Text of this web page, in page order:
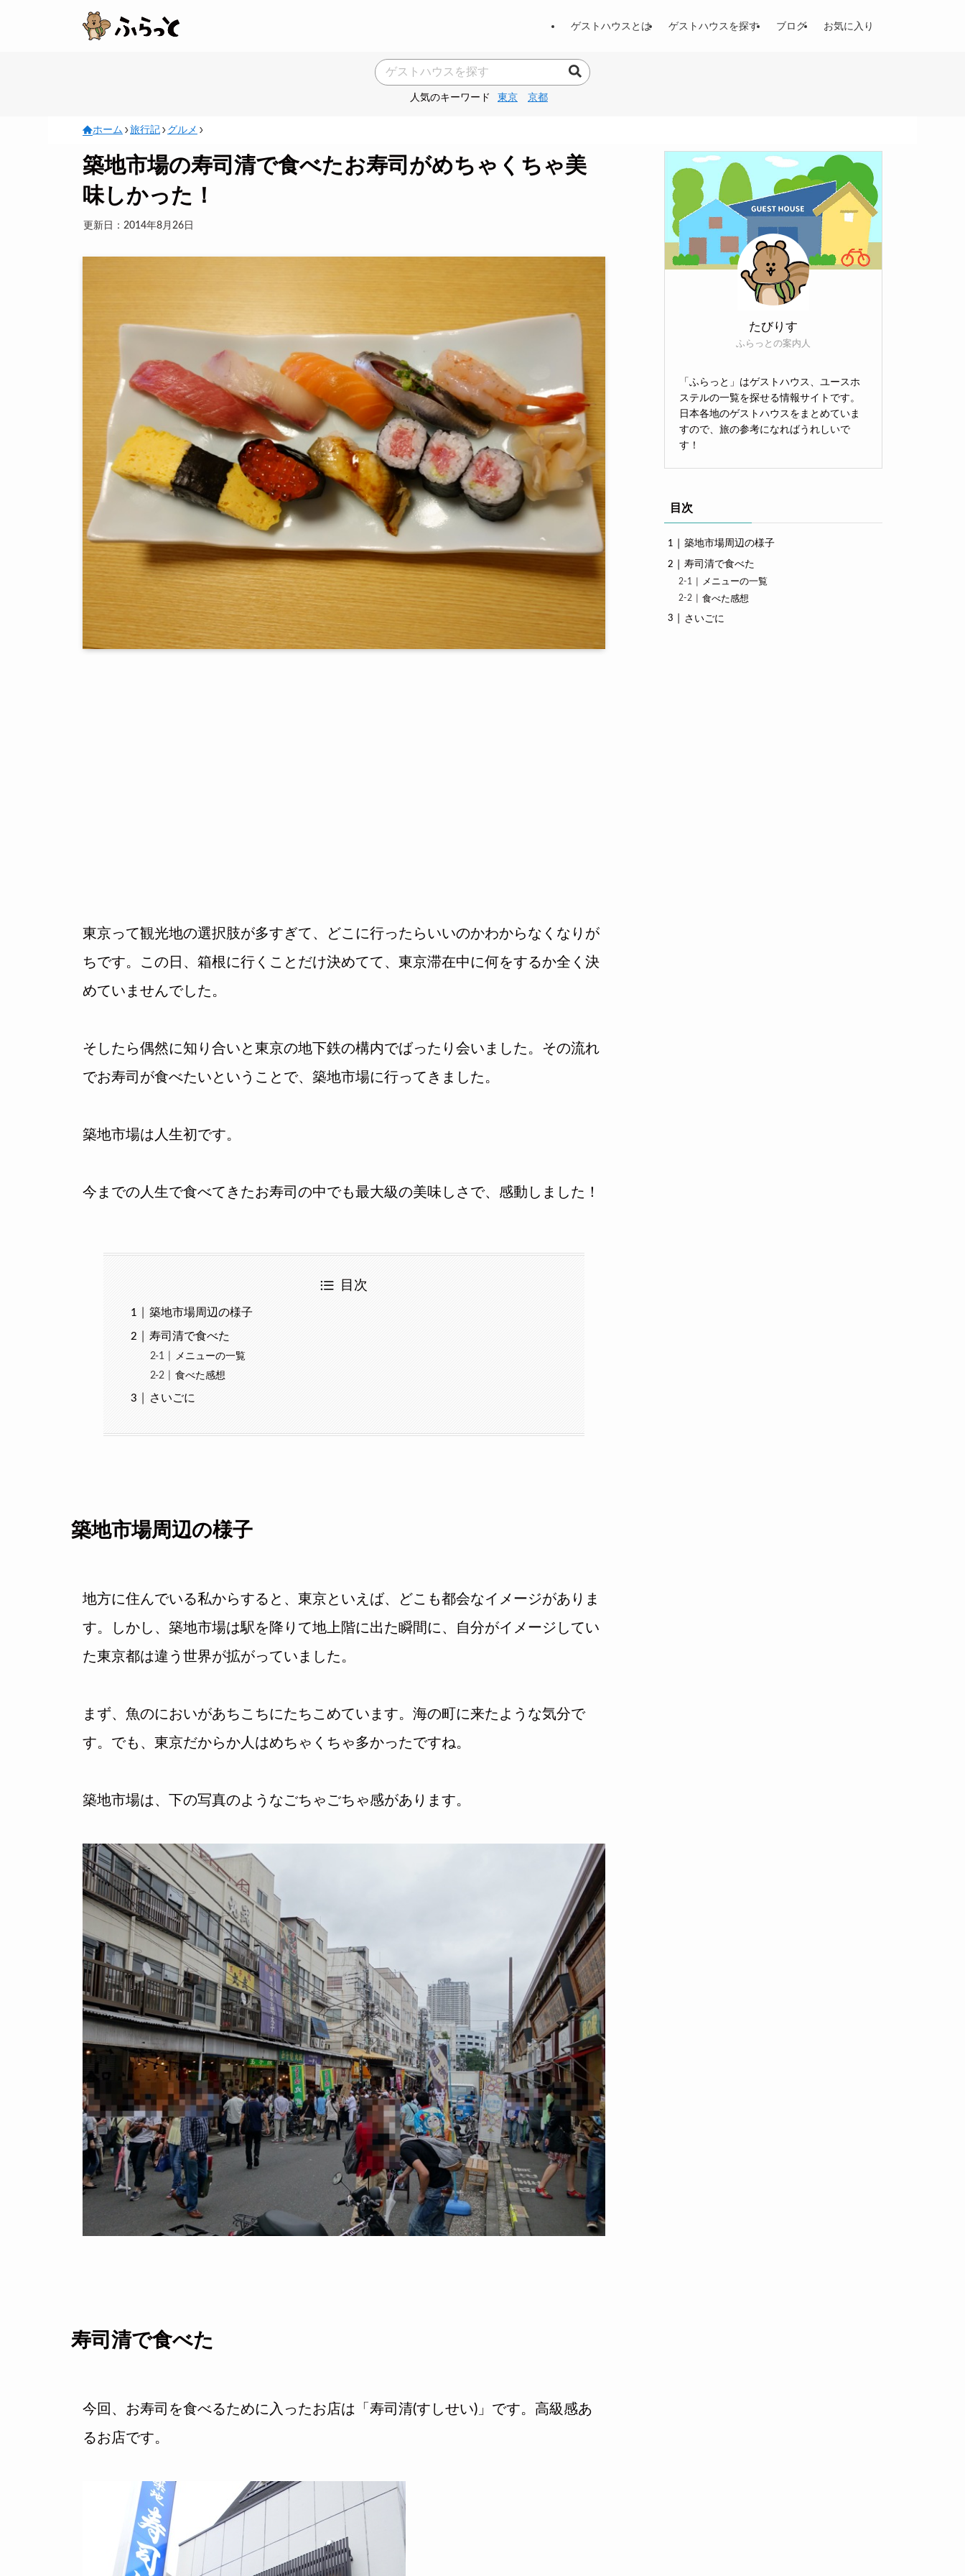
ゲストハウスとは ゲストハウスを探す ブログ お気に入り
人気のキーワード 東京 京都
ホーム 旅行記 グルメ
築地市場の寿司清で食べたお寿司がめちゃくちゃ美
味しかった！
更新日：2014年8月26日
東京って観光地の選択肢が多すぎて、どこに行ったらいいのかわからなくなりが
ちです。この日、箱根に行くことだけ決めてて、東京滞在中に何をするか全く決
めていませんでした。
そしたら偶然に知り合いと東京の地下鉄の構内でばったり会いました。その流れ
でお寿司が食べたいということで、築地市場に行ってきました。
築地市場は人生初です。
今までの人生で食べてきたお寿司の中でも最大級の美味しさで、感動しました！
目次
築地市場周辺の様子
寿司清で食べた
メニューの一覧
食べた感想
さいごに
築地市場周辺の様子
地方に住んでいる私からすると、東京といえば、どこも都会なイメージがありま
す。しかし、築地市場は駅を降りて地上階に出た瞬間に、自分がイメージしてい
た東京都は違う世界が拡がっていました。
まず、魚のにおいがあちこちにたちこめています。海の町に来たような気分で
す。でも、東京だからか人はめちゃくちゃ多かったですね。
築地市場は、下の写真のようなごちゃごちゃ感があります。
寿司清で食べた
今回、お寿司を食べるために入ったお店は「寿司清(すしせい)」です。高級感あ
るお店です。
たびりす
ふらっとの案内人
「ふらっと」はゲストハウス、ユースホ
ステルの一覧を探せる情報サイトです。
日本各地のゲストハウスをまとめていま
すので、旅の参考になればうれしいで
す！
目次
築地市場周辺の様子
寿司清で食べた
メニューの一覧
食べた感想
さいごに